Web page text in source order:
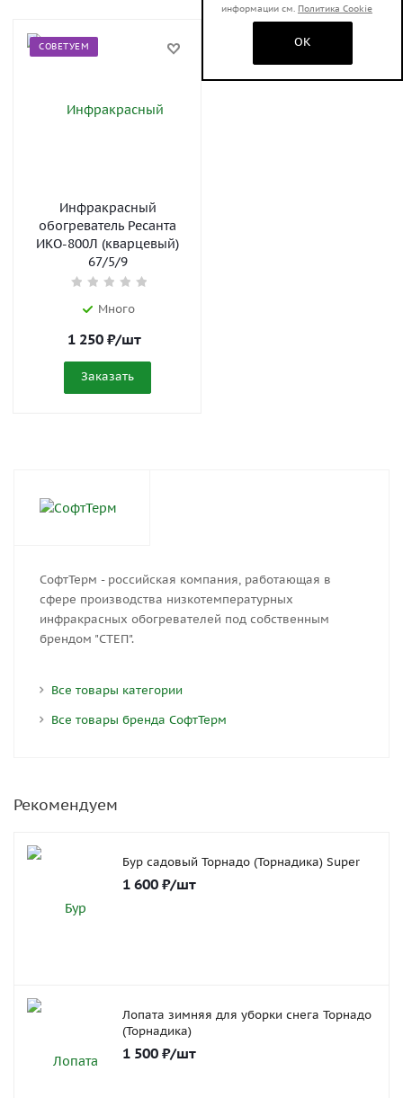
СОВЕТУЕМ
Инфракрасный
обогреватель Ресанта
ИКО-800Л (кварцевый)
67/5/9
Много
1 250 ₽/шт
Заказать
СофтТерм - российская компания, работающая в
сфере производства низкотемпературных
инфракрасных обогревателей под собственным
брендом "СТЕП".
Все товары категории
Все товары бренда СофтТерм
Рекомендуем
Бур садовый Торнадо (Торнадика) Super
1 600 ₽/шт
Лопата зимняя для уборки снега Торнадо
(Торнадика)
1 500 ₽/шт
информации см. Политика Cookie
OK